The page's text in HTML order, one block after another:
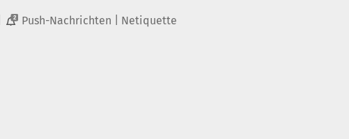
2 Push-Nachrichten Netiquette